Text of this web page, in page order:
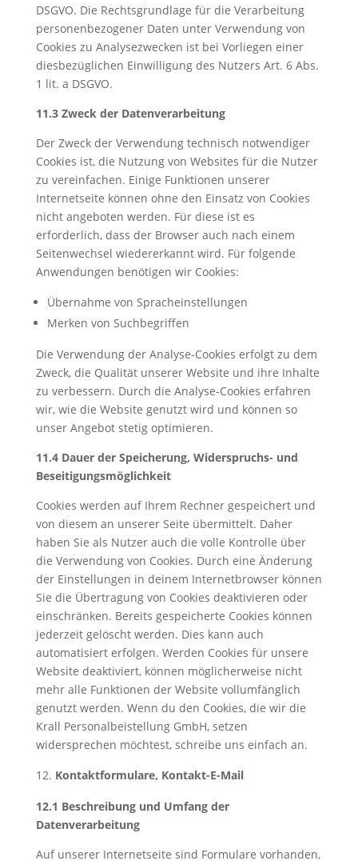
DSGVO. Die Rechtsgrundlage für die Verarbeitung
personenbezogener Daten unter Verwendung von
Cookies zu Analysezwecken ist bei Vorliegen einer
diesbezüglichen Einwilligung des Nutzers Art. 6 Abs.
1 lit. a DSGVO.
11.3 Zweck der Datenverarbeitung
Der Zweck der Verwendung technisch notwendiger
Cookies ist, die Nutzung von Websites für die Nutzer
zu vereinfachen. Einige Funktionen unserer
Internetseite können ohne den Einsatz von Cookies
nicht angeboten werden. Für diese ist es
erforderlich, dass der Browser auch nach einem
Seitenwechsel wiedererkannt wird. Für folgende
Anwendungen benötigen wir Cookies:
Übernahme von Spracheinstellungen
Merken von Suchbegriffen
Die Verwendung der Analyse-Cookies erfolgt zu dem
Zweck, die Qualität unserer Website und ihre Inhalte
zu verbessern. Durch die Analyse-Cookies erfahren
wir, wie die Website genutzt wird und können so
unser Angebot stetig optimieren.
11.4 Dauer der Speicherung, Widerspruchs- und
Beseitigungsmöglichkeit
Cookies werden auf Ihrem Rechner gespeichert und
von diesem an unserer Seite übermittelt. Daher
haben Sie als Nutzer auch die volle Kontrolle über
die Verwendung von Cookies. Durch eine Änderung
der Einstellungen in deinem Internetbrowser können
Sie die Übertragung von Cookies deaktivieren oder
einschränken. Bereits gespeicherte Cookies können
jederzeit gelöscht werden. Dies kann auch
automatisiert erfolgen. Werden Cookies für unsere
Website deaktiviert, können möglicherweise nicht
mehr alle Funktionen der Website vollumfänglich
genutzt werden. Wenn du den Cookies, die wir die
Krall Personalbeistellung GmbH, setzen
widersprechen möchtest, schreibe uns einfach an.
Kontaktformulare, Kontakt-E-Mail
12.1 Beschreibung und Umfang der
Datenverarbeitung
Auf unserer Internetseite sind Formulare vorhanden,